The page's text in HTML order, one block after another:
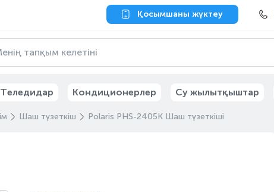
Қосымшаны жүктеу
Теледидар Кондиционерлер Су жылытқыштар
Шаш түзеткіш Polaris PHS-2405K Шаш түзеткіші